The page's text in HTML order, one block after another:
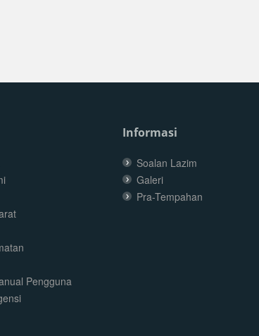
Pengguna
Informasi
Soalan Lazim
Galeri
Pra-Tempahan